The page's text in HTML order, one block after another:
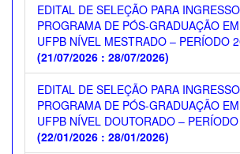
EDITAL DE SELEÇÃO PARA
PROGRAMA DE PÓS-GRADUAÇÃO
UFPB NÍVEL MESTRADO – PERÍODO
(21/07/2026 : 28/07/2026)
EDITAL DE SELEÇÃO PARA
PROGRAMA DE PÓS-GRADUAÇÃO
UFPB NÍVEL DOUTORADO –
(22/01/2026 : 28/01/2026)